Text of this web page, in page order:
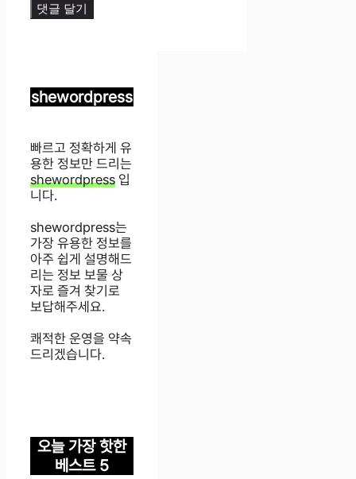
shewordpress
빠르고 정확하게 유
용한 정보만 드리는
shewordpress 입
니다.
shewordpress는
가장 유용한 정보를
아주 쉽게 설명해드
리는 정보 보물 상
자로 즐겨 찾기로
보답해주세요.
쾌적한 운영을 약속
드리겠습니다.
오늘 가장 핫한
베스트 5